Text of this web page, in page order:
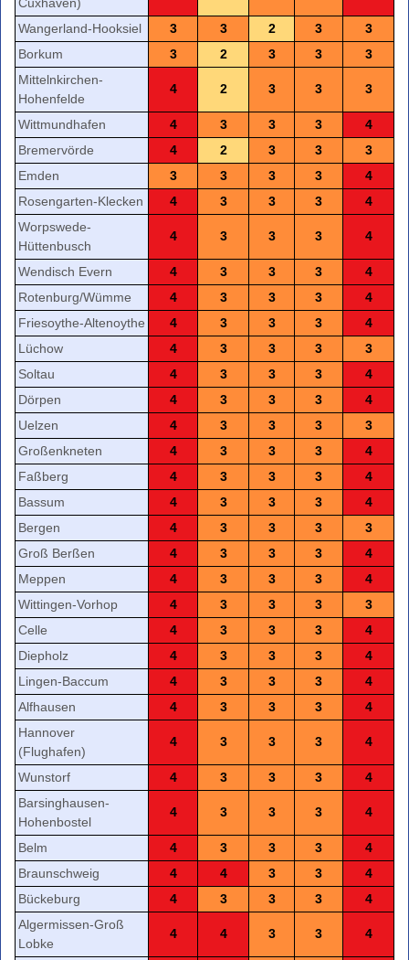
Wangerland-Hooksiel 3 3 2 3
3
Borkum
3 2 3 3
3
Mittelnkirchen-
Hohenfelde
4 2 3 3 3
Wittmundhafen 4 3 3 3
4
Bremervörde
4 2 3 3
3
Emden
3 3 3 3
4
Rosengarten-Klecken
4 3 3 3
4
Worpswede-
Hüttenbusch
4 3 3 3 4
Wendisch Evern 4 3 3 3
4
Rotenburg/Wümme
4 3 3 3
4
Friesoythe-Altenoythe
4 3 3 3
4
Lüchow
4 3 3 3
3
Soltau
4 3 3 3
4
Dörpen
4 3 3 3
4
Uelzen
4 3 3 3
3
Großenkneten
4 3 3 3
4
Faßberg
4 3 3 3
4
Bassum
4 3 3 3
4
Bergen
4 3 3 3
3
Groß Berßen
4 3 3 3
4
Meppen
4 3 3 3
4
Wittingen-Vorhop
4 3 3 3
3
Celle
4 3 3 3
4
Diepholz
4 3 3 3
4
Lingen-Baccum
4 3 3 3
4
Alfhausen
4 3 3 3
4
Hannover
(Flughafen)
4 3 3 3 4
Wunstorf 4 3 3 3
4
Barsinghausen-
Hohenbostel
4 3 3 3 4
Belm 4 3 3 3
4
Braunschweig
4 4 3 3
4
Bückeburg
4 3 3 3
4
Algermissen-Groß
Lobke
4 4 3 3 4